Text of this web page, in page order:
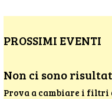
PROSSIMI EVENTI
Non ci sono
Prova a cambiare i filtri